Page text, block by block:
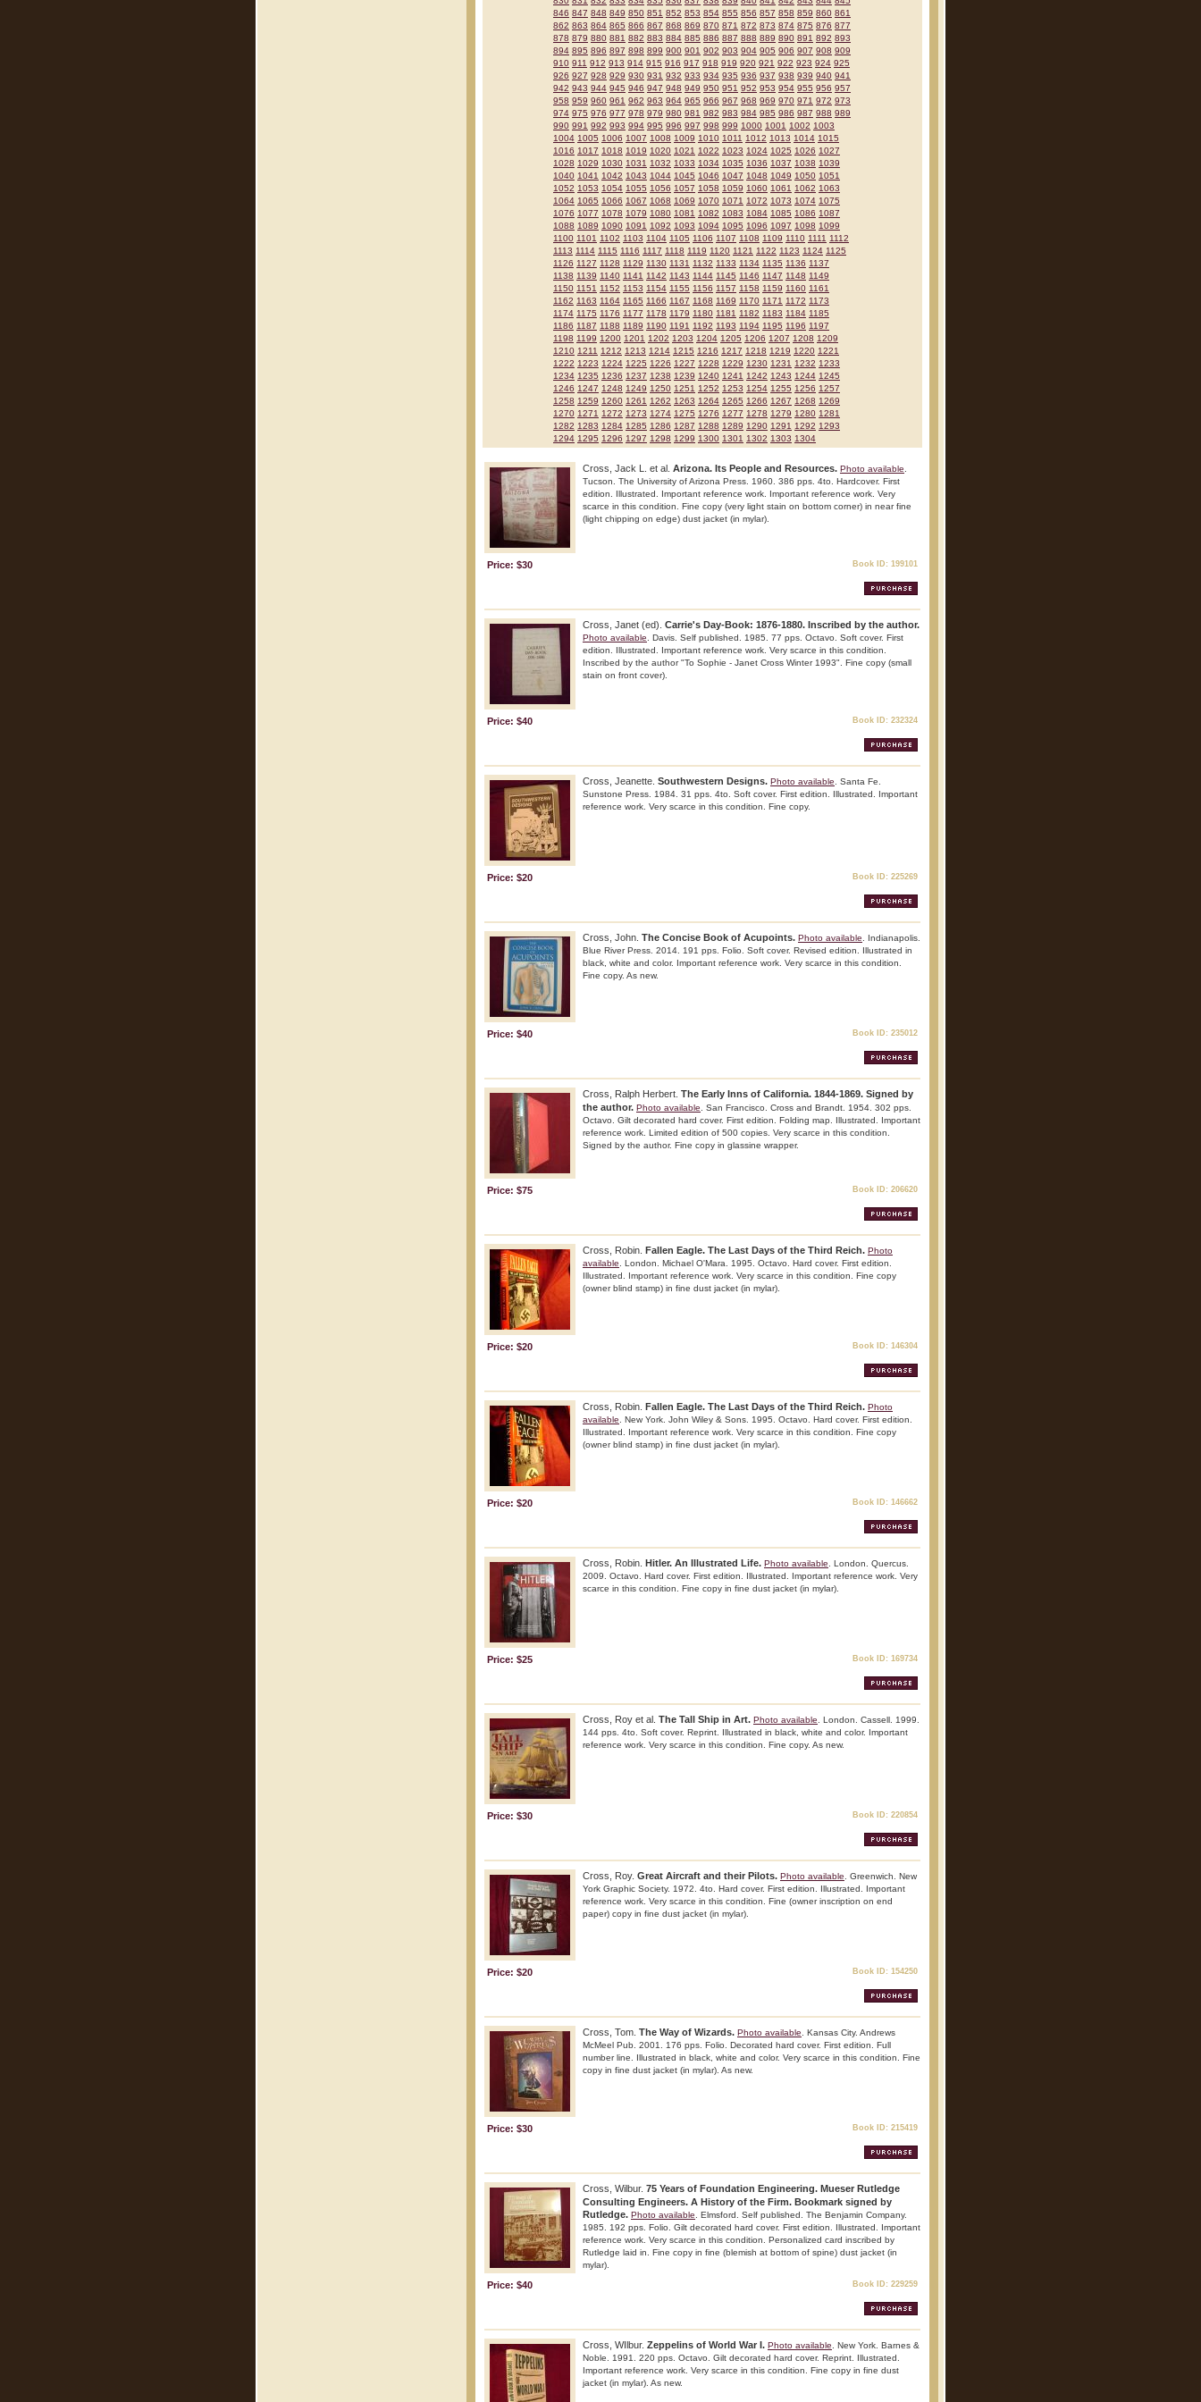
846 847 848 849 850 851 852 853 854 855 856 857 858 859 860 861
862 863 864 865 866 867 868 869 870 871 872 873 874 875 876 877
878 879 880 881 882 883 884 885 886 887 888 889 890 891 892 893
894 895 896 897 898 899 900 901 902 903 904 905 906 907 908 909
910 911 912 913 914 915 916 917 918 919 920 921 922 923 924 925
926 927 928 929 930 931 932 933 934 935 936 937 938 939 940 941
942 943 944 945 946 947 948 949 950 951 952 953 954 955 956 957
958 959 960 961 962 963 964 965 966 967 968 969 970 971 972 973
974 975 976 977 978 979 980 981 982 983 984 985 986 987 988 989
990 991 992 993 994 995 996 997 998 999 1000 1001 1002 1003
1004 1005 1006 1007 1008 1009 1010 1011 1012 1013 1014 1015
1016 1017 1018 1019 1020 1021 1022 1023 1024 1025 1026 1027
1028 1029 1030 1031 1032 1033 1034 1035 1036 1037 1038 1039
1040 1041 1042 1043 1044 1045 1046 1047 1048 1049 1050 1051
1052 1053 1054 1055 1056 1057 1058 1059 1060 1061 1062 1063
1064 1065 1066 1067 1068 1069 1070 1071 1072 1073 1074 1075
1076 1077 1078 1079 1080 1081 1082 1083 1084 1085 1086 1087
1088 1089 1090 1091 1092 1093 1094 1095 1096 1097 1098 1099
1100 1101 1102 1103 1104 1105 1106 1107 1108 1109 1110 1111 1112
1113 1114 1115 1116 1117 1118 1119 1120 1121 1122 1123 1124 1125
1126 1127 1128 1129 1130 1131 1132 1133 1134 1135 1136 1137
1138 1139 1140 1141 1142 1143 1144 1145 1146 1147 1148 1149
1150 1151 1152 1153 1154 1155 1156 1157 1158 1159 1160 1161
1162 1163 1164 1165 1166 1167 1168 1169 1170 1171 1172 1173
1174 1175 1176 1177 1178 1179 1180 1181 1182 1183 1184 1185
1186 1187 1188 1189 1190 1191 1192 1193 1194 1195 1196 1197
1198 1199 1200 1201 1202 1203 1204 1205 1206 1207 1208 1209
1210 1211 1212 1213 1214 1215 1216 1217 1218 1219 1220 1221
1222 1223 1224 1225 1226 1227 1228 1229 1230 1231 1232 1233
1234 1235 1236 1237 1238 1239 1240 1241 1242 1243 1244 1245
1246 1247 1248 1249 1250 1251 1252 1253 1254 1255 1256 1257
1258 1259 1260 1261 1262 1263 1264 1265 1266 1267 1268 1269
1270 1271 1272 1273 1274 1275 1276 1277 1278 1279 1280 1281
1282 1283 1284 1285 1286 1287 1288 1289 1290 1291 1292 1293
1294 1295 1296 1297 1298 1299 1300 1301 1302 1303 1304
Cross, Jack L. et al. Arizona. Its People and Resources. Photo available
Tucson. The University of Arizona Press. 1960. 386 pps. 4to. Hardcover. First
edition. Illustrated. Important reference work. Important reference work. Very
scarce in this condition. Fine copy (very light stain on bottom corner) in near fine
(light chipping on edge) dust jacket (in mylar).
Price: $30 Book ID: 199101
Cross, Janet (ed). Carrie's Day-Book: 1876-1880. Inscribed by the author.
Photo available . Davis. Self published. 1985. 77 pps. Octavo. Soft cover. First
edition. Illustrated. Important reference work. Very scarce in this condition.
Inscribed by the author "To Sophie - Janet Cross Winter 1993". Fine copy (small
stain on front cover).
Price: $40 Book ID: 232324
Cross, Jeanette. Southwestern Designs. Photo available . Santa Fe.
Sunstone Press. 1984. 31 pps. 4to. Soft cover. First edition. Illustrated. Important
reference work. Very scarce in this condition. Fine copy.
Price: $20 Book ID: 225269
Cross, John. The Concise Book of Acupoints. Photo available . Indianapolis.
Blue River Press. 2014. 191 pps. Folio. Soft cover. Revised edition. Illustrated in
black, white and color. Important reference work. Very scarce in this condition.
Fine copy. As new.
Price: $40 Book ID: 235012
Cross, Ralph Herbert. The Early Inns of California. 1844-1869. Signed by
the author. Photo available . San Francisco. Cross and Brandt. 1954. 302 pps.
Octavo. Gilt decorated hard cover. First edition. Folding map. Illustrated. Important
reference work. Limited edition of 500 copies. Very scarce in this condition.
Signed by the author. Fine copy in glassine wrapper.
Price: $75 Book ID: 206620
Cross, Robin. Fallen Eagle. The Last Days of the Third Reich. Photo
available . London. Michael O'Mara. 1995. Octavo. Hard cover. First edition.
Illustrated. Important reference work. Very scarce in this condition. Fine copy
(owner blind stamp) in fine dust jacket (in mylar).
Price: $20 Book ID: 146304
Cross, Robin. Fallen Eagle. The Last Days of the Third Reich. Photo
available . New York. John Wiley & Sons. 1995. Octavo. Hard cover. First edition.
Illustrated. Important reference work. Very scarce in this condition. Fine copy
(owner blind stamp) in fine dust jacket (in mylar).
Price: $20 Book ID: 146662
Cross, Robin. Hitler. An Illustrated Life. Photo available . London. Quercus.
2009. Octavo. Hard cover. First edition. Illustrated. Important reference work. Very
scarce in this condition. Fine copy in fine dust jacket (in mylar).
Price: $25 Book ID: 169734
Cross, Roy et al. The Tall Ship in Art. Photo available . London. Cassell. 1999.
144 pps. 4to. Soft cover. Reprint. Illustrated in black, white and color. Important
reference work. Very scarce in this condition. Fine copy. As new.
Price: $30 Book ID: 220854
Cross, Roy. Great Aircraft and their Pilots. Photo available . Greenwich. New
York Graphic Society. 1972. 4to. Hard cover. First edition. Illustrated. Important
reference work. Very scarce in this condition. Fine (owner inscription on end
paper) copy in fine dust jacket (in mylar).
Price: $20 Book ID: 154250
Cross, Tom. The Way of Wizards. Photo available . Kansas City. Andrews
McMeel Pub. 2001. 176 pps. Folio. Decorated hard cover. First edition. Full
number line. Illustrated in black, white and color. Very scarce in this condition. Fine
copy in fine dust jacket (in mylar). As new.
Price: $30 Book ID: 215419
Cross, Wilbur. 75 Years of Foundation Engineering. Mueser Rutledge
Consulting Engineers. A History of the Firm. Bookmark signed by
Rutledge. Photo available . Elmsford. Self published. The Benjamin Company.
1985. 192 pps. Folio. Gilt decorated hard cover. First edition. Illustrated. Important
reference work. Very scarce in this condition. Personalized card inscribed by
Rutledge laid in. Fine copy in fine (blemish at bottom of spine) dust jacket (in
mylar).
Price: $40 Book ID: 229259
Cross, WIlbur. Zeppelins of World War I. Photo available . New York. Barnes &
Noble. 1991. 220 pps. Octavo. Gilt decorated hard cover. Reprint. Illustrated.
Important reference work. Very scarce in this condition. Fine copy in fine dust
jacket (in mylar). As new.